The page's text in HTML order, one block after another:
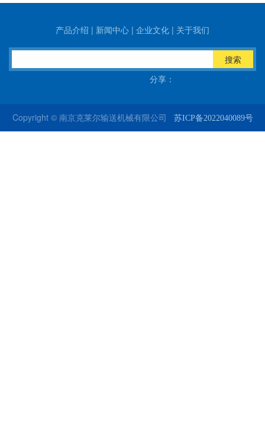
产品介绍 | 新闻中心 | 企业文化 | 关于我们
搜索
分享：
Copyright © 南京克莱尔输送机械有限公司 苏ICP备2022040089号